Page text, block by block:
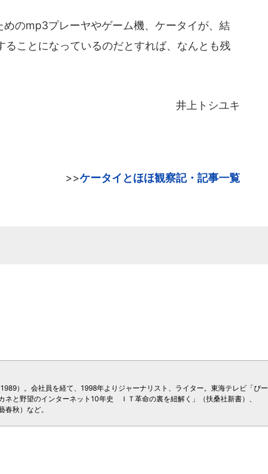
のmp3プレーヤやゲーム機、ケータイが、結
ことになっているのだとすれば、なんとも残
井上トシユキ
>>ケータイとほほ観察記・記事一覧
）。会社員を経て、1998年よりジャーナリスト、ライター。東海テレビ「ぴー
ネと野望のインターネット10年史 ＩＴ革命の裏を紐解く」（扶桑社新書）、
秋）など。